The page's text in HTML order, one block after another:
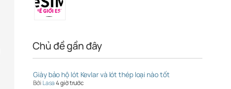
Chủ đề gần đây
Giày bảo hộ lót Kevlar và lót thép loại nào tốt
Bởi Lasa4 giờ trước